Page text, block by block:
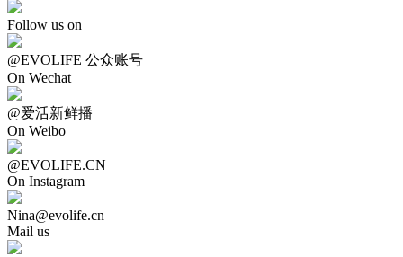
Follow us on
@EVOLIFE 公众账号
On Wechat
@爱活新鲜播
On Weibo
@EVOLIFE.CN
On Instagram
Nina@evolife.cn
Mail us